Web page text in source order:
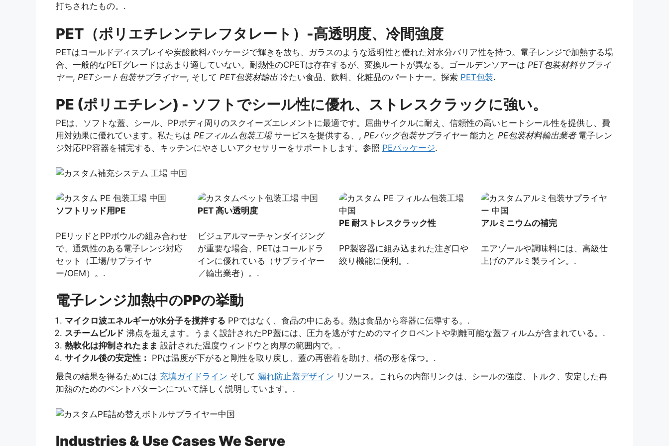
打ちされたもの。.
PET（ポリエチレンテレフタレート）-高透明度、冷間強度
PETはコールドディスプレイや炭酸飲料パッケージで輝きを放ち、ガラスのような透明性と優れた対水分バリア性を持つ。電子レンジで加熱する場
合、一般的なPETグレードはあまり適していない。耐熱性のCPETは存在するが、変換ルートが異なる。ゴールデンソアーは PET包装材料サプライ
ヤー, PETシート包装サプライヤー, そして PET包装材輸出 冷たい食品、飲料、化粧品のパートナー。探索 PET包装.
PE (ポリエチレン) - ソフトでシール性に優れ、ストレスクラックに強い。
PEは、ソフトな蓋、シール、PPボディ周りのスクイーズエレメントに最適です。屈曲サイクルに耐え、信頼性の高いヒートシール性を提供し、費
用対効果に優れています。私たちは PEフィルム包装工場サービスを提供する、, PEバッグ包装サプライヤー 能力と PE包装材料輸出業者電子レン
ジ対応PP容器を補完する、キッチンにやさしいアクセサリーをサポートします。参照 PEパッケージ.
ソフトリッド用PE
PEリッドとPPボウルの組み合わせ
で、通気性のある電子レンジ対応
セット（工場/サプライヤ
ー/OEM）。.
PET 高い透明度
ビジュアルマーチャンダイジング
が重要な場合、PETはコールドラ
インに優れている（サプライヤー
／輸出業者）。.
PE 耐ストレスクラック性
PP製容器に組み込まれた注ぎ口や
絞り機能に便利。.
アルミニウムの補完
エアゾールや調味料には、高級仕
上げのアルミ製ライン。.
電子レンジ加熱中のPPの挙動
マイクロ波エネルギーが水分子を撹拌する PPではなく、食品の中にある。熱は食品から容器に伝導する。.
スチームビルド 沸点を超えます。うまく設計されたPP蓋には、圧力を逃がすためのマイクロベントや剥離可能な蓋フィルムが含まれている。.
熱軟化は抑制されたまま 設計された温度ウィンドウと肉厚の範囲内で。.
サイクル後の安定性： PPは温度が下がると剛性を取り戻し、蓋の再密着を助け、桶の形を保つ。.
最良の結果を得るためには 充填ガイドライン そして 漏れ防止蓋デザイン リソース。これらの内部リンクは、シールの強度、トルク、安定した再
加熱のためのベントパターンについて詳しく説明しています。.
Industries & Use Cases We Serve